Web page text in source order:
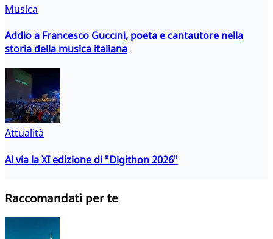
Musica
Addio a Francesco Guccini, poeta e cantautore nella
storia della musica italiana
Attualità
Al via la XI edizione di "Digithon 2026"
Raccomandati per te